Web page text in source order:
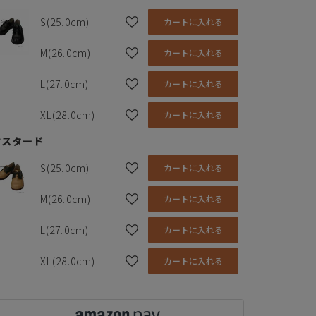
S(25.0cm)
カートに入れる
M(26.0cm) カートに入れる
L(27.0cm) カートに入れる
XL(28.0cm) カートに入れる
タード
S(25.0cm)
カートに入れる
M(26.0cm) カートに入れる
L(27.0cm) カートに入れる
XL(28.0cm) カートに入れる